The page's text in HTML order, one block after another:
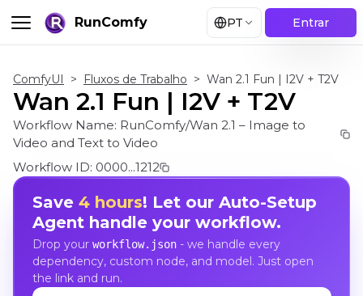
RunComfy PT Entrar
ComfyUI > Fluxos de Trabalho > Wan 2.1 Fun | I2V + T2V
Wan 2.1 Fun | I2V + T2V
Workflow Name: RunComfy/Wan 2.1 – Image to
Video and Text to Video
Workflow ID: 0000...1212
Save 4 hours! Let our Auto-Setup
Agent handle your workflow.
Drop your workflow.json- we handle every
dependency, custom node, and model. Just open
the link and run.